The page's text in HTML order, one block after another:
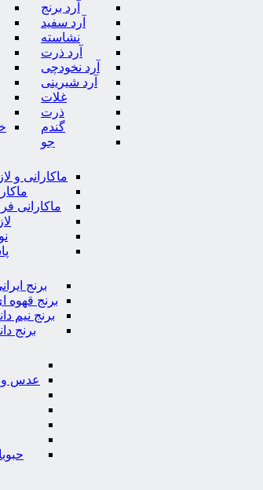
آرد برنج
آرد سفید
نشاسته
آرد ذرت
آرد نخودچی
آرد شیرینی
غلات
ذرت
گندم
جو
ماکارانی و
ماکارانی
برنج
برنج قهوه
برنج نیم
برنج
عدس و